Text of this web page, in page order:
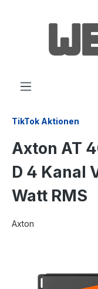
TikTok Aktionen
Axton AT
D 4 Kanal
Watt RMS
Axton